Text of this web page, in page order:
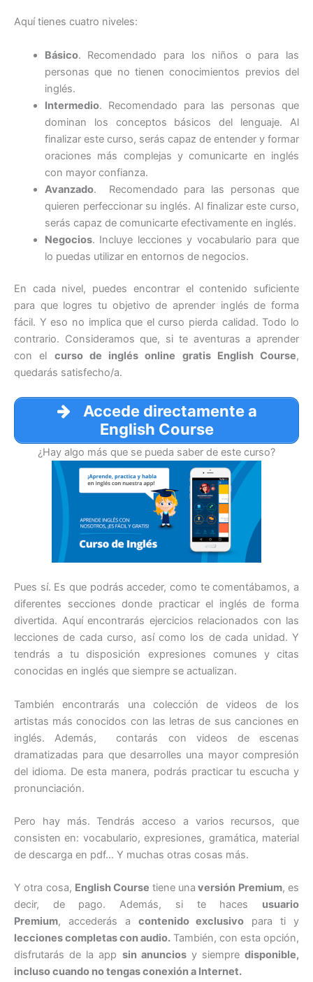
Aquí tienes cuatro niveles:
Básico. Recomendado para los niños o para las
personas que no tienen conocimientos previos del
inglés.
Intermedio. Recomendado para las personas que
dominan los conceptos básicos del lenguaje. Al
finalizar este curso, serás capaz de entender y formar
oraciones más complejas y comunicarte en inglés
con mayor confianza.
Avanzado. Recomendado para las personas que
quieren perfeccionar su inglés. Al finalizar este curso,
serás capaz de comunicarte efectivamente en inglés.
Negocios. Incluye lecciones y vocabulario para que
lo puedas utilizar en entornos de negocios.
En cada nivel, puedes encontrar el contenido suficiente
para que logres tu objetivo de aprender inglés de forma
fácil. Y eso no implica que el curso pierda calidad. Todo lo
contrario. Consideramos que, si te aventuras a aprender
con el curso de inglés online gratis English Course,
quedarás satisfecho/a.
Accede directamente a
English Course
¿Hay algo más que se pueda saber de este curso?
Pues sí. Es que podrás acceder, como te comentábamos, a
diferentes secciones donde practicar el inglés de forma
divertida. Aquí encontrarás ejercicios relacionados con las
lecciones de cada curso, así como los de cada unidad. Y
tendrás a tu disposición expresiones comunes y citas
conocidas en inglés que siempre se actualizan.
También encontrarás una colección de videos de los
artistas más conocidos con las letras de sus canciones en
inglés. Además, contarás con videos de escenas
dramatizadas para que desarrolles una mayor compresión
del idioma. De esta manera, podrás practicar tu escucha y
pronunciación.
Pero hay más. Tendrás acceso a varios recursos, que
consisten en: vocabulario, expresiones, gramática, material
de descarga en pdf… Y muchas otras cosas más.
Y otra cosa, English Course tiene una versión Premium, es
decir, de pago. Además, si te haces usuario
Premium, accederás a contenido exclusivo para ti y
lecciones completas con audio. También, con esta opción,
disfrutarás de la app sin anunciosy siempre disponible,
incluso cuando no tengas conexión a Internet.